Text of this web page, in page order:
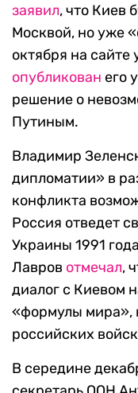
заявил, что Киев
Москвой, но уже
октября на сайте
опубликован его
решение о
Путиным.
Владимир
дипломатии» в
конфликта
Россия отведет
Украины 1991
Лавров отмечал,
диалог с Киевом
«формулы мира»,
российских
В середине